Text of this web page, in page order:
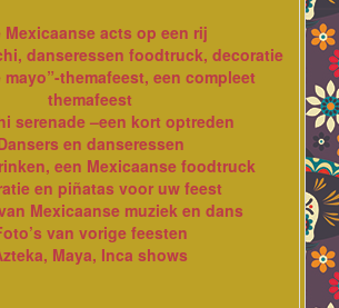
Mexicaanse acts op een rij
danseressen foodtruck, decoratie
mayo”-themafeest, een compleet
themafeest
serenade –een kort optreden
en danseressen
een Mexicaanse foodtruck
en piñatas voor uw feest
Mexicaanse muziek en dans
van vorige feesten
Maya, Inca shows